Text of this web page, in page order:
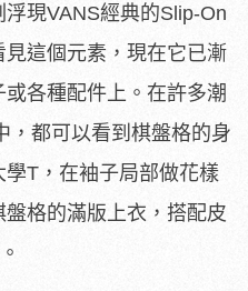
現VANS經典的Slip-On
這個元素，現在它已漸
各種配件上。在許多潮
，都可以看到棋盤格的身
T，在袖子局部做花樣
格的滿版上衣，搭配皮